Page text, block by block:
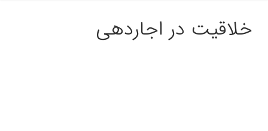
خلاقیت در اجاردهی